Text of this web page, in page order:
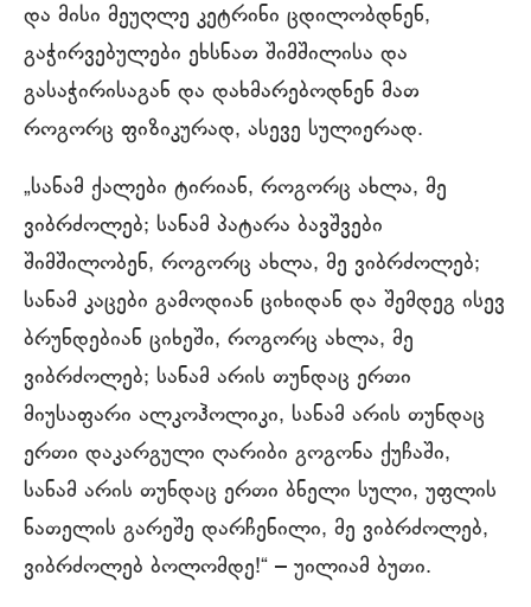
და მისი მეუღლე კეტრინი ცდილობდნენ,
გაჭირვებულები ეხსნათ შიმშილისა და
გასაჭირისაგან და დახმარებოდნენ მათ
როგორც ფიზიკურად, ასევე სულიერად.
„სანამ ქალები ტირიან, როგორც ახლა, მე
ვიბრძოლებ; სანამ პატარა ბავშვები
შიმშილობენ, როგორც ახლა, მე ვიბრძოლებ;
სანამ კაცები გამოდიან ციხიდან და შემდეგ ისევ
ბრუნდებიან ციხეში, როგორც ახლა, მე
ვიბრძოლებ; სანამ არის თუნდაც ერთი
მიუსაფარი ალკოჰოლიკი, სანამ არის თუნდაც
ერთი დაკარგული ღარიბი გოგონა ქუჩაში,
სანამ არის თუნდაც ერთი ბნელი სული, უფლის
ნათელის გარეშე დარჩენილი, მე ვიბრძოლებ,
ვიბრძოლებ ბოლომდე!“ – უილიამ ბუთი.